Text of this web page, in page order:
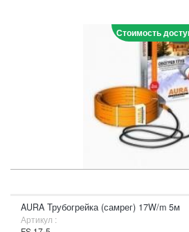
Стоимость
AURA Трубогрейка (самрег) 17W/m 5м
Артикул :